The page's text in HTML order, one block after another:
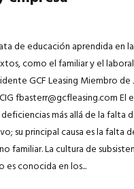
de educación aprendida en
como el familiar y el
GCF Leasing Miembro
fbasterr@gcfleasing.comEl
más allá de la falta
su principal causa es la falta
familiar. La cultura de
es conocida en los...